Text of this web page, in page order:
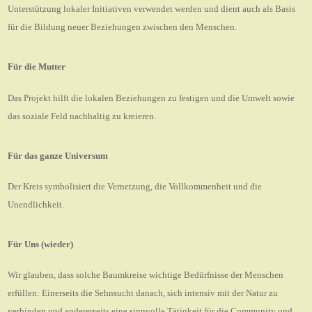
Unterstützung lokaler Initiativen verwendet werden und dient auch als Basis
für die Bildung neuer Beziehungen zwischen den Menschen.
Für die Mutter
Das Projekt hilft die lokalen Beziehungen zu festigen und die Umwelt sowie
das soziale Feld nachhaltig zu kreieren.
Für das ganze Universum
Der Kreis symbolisiert die Vernetzung, die Vollkommenheit und die
Unendlichkeit.
Für Uns (wieder)
Wir glauben, dass solche Baumkreise wichtige Bedürfnisse der Menschen
erfüllen: Einerseits die Sehnsucht danach, sich intensiv mit der Natur zu